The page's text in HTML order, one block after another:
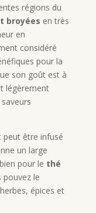
régions du
broyées en très
en
considéré
pour la
son goût est à
légèrement
peut être infusé
un large
pour le thé
pouvez le
épices et